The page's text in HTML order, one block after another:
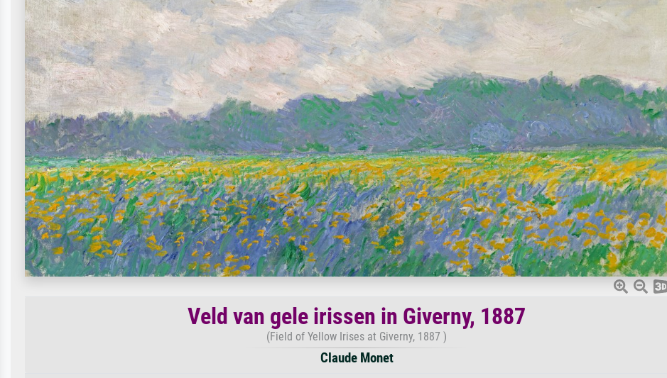
Veld van gele irissen in Giverny, 1887
(Field of Yellow Irises at Giverny, 1887 )
Claude Monet